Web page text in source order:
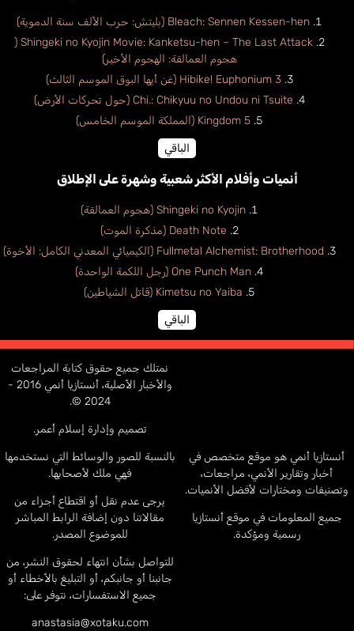
Bleach: Sennen Kessen-hen (بليتش: حرب الألف سنة الدموية)
Shingeki no Kyojin Movie: Kanketsu-hen – The Last Attack (
هجوم العمالقة: الهجوم الأخير)
Hibike! Euphonium 3 (غن أيها البوق الموسم الثالث)
Chi.: Chikyuu no Undou ni Tsuite (حول تحركات الأرض)
Kingdom 5 (المملكة الموسم الخامس)
الباقي
أنميات وأفلام الأكثر شعبية وشهرة على الإطلاق
Shingeki no Kyojin (هجوم العمالقة)
Death Note (مذكرة الموت)
Fullmetal Alchemist: Brotherhood (الكيميائي المعدني الكامل: الأخوة)
One Punch Man (رجل اللكمة الواحدة)
Kimetsu no Yaiba (قاتل الشياطين)
الباقي
أنستازيا أنمي هو موقع متخصص في
أخبار وتقارير الأنمي، مراجعات،
وتصنيفات ومختارات لأفضل الأنميات.
جميع المعلومات في موقع أنستازيا
رسمية ومؤكدة.
نمتلك جميع حقوق كتابة المراجعات
والأخبار الأصلية، أنستازيا أنمي 2016 -
2024 ©.
تصميم وإدارة إسلام أعمر.
بالنسبة للصور والوسائط التي نستخدمها
فهي ملك لأصحابها.
يرجى عدم نقل أو اقتطاع أجزاء من
مقالاتنا دون إضافة الرابط المباشر
للموضوع المصدر.
للتواصل بشأن انتهاء لحقوق النشر، من
جانبنا أو جانبكم، أو التبليغ بالأخطاء أو
جميع الاستفسارات، نتوفر على:
anastasia@xotaku.com